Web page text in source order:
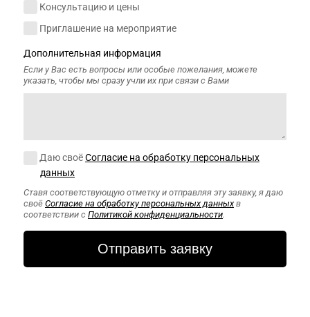
Консультацию и цены
Приглашение на мероприятие
Дополнительная информация
Если у Вас есть вопросы или особые пожелания, можете
указать, чтобы мы сразу учли их при связи с Вами
Согласие на обработку персональных данных
Даю своёСогласие на обработку персональных
данных
Ставя соответствующую отметку и отправляя эту заявку, я даю
своё Согласие на обработку персональных данныхв
соответствии с Политикой конфиденциальности.